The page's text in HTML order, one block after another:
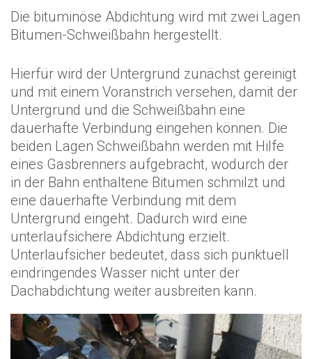
Die bituminöse Abdichtung wird mit zwei Lagen
Bitumen-Schweißbahn hergestellt.
Hierfür wird der Untergrund zunächst gereinigt
und mit einem Voranstrich versehen, damit der
Untergrund und die Schweißbahn eine
dauerhafte Verbindung eingehen können. Die
beiden Lagen Schweißbahn werden mit Hilfe
eines Gasbrenners aufgebracht, wodurch der
in der Bahn enthaltene Bitumen schmilzt und
eine dauerhafte Verbindung mit dem
Untergrund eingeht. Dadurch wird eine
unterlaufsichere Abdichtung erzielt.
Unterlaufsicher bedeutet, dass sich punktuell
eindringendes Wasser nicht unter der
Dachabdichtung weiter ausbreiten kann.